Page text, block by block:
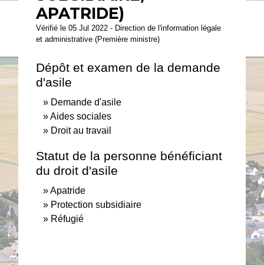
APATRIDE)
Vérifié le 05 Jul 2022 - Direction de l'information légale
et administrative (Première ministre)
Dépôt et examen de la demande
d'asile
Demande d'asile
Aides sociales
Droit au travail
Statut de la personne bénéficiant
du droit d'asile
Apatride
Protection subsidiaire
Réfugié